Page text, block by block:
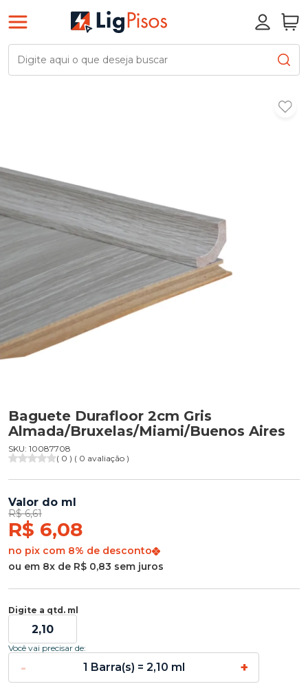
Baguete Durafloor 2cm Gris
Almada/Bruxelas/Miami/Buenos Aires
SKU: 10087708
( 0 ) ( 0 avaliação )
Valor do ml
R$ 6,61
R$ 6,08
no pix com 8% de desconto
ou em 8x de R$ 0,83 sem juros
Digite a qtd. ml
Você vai precisar de:
- 1 Barra(s) = 2,10 ml +